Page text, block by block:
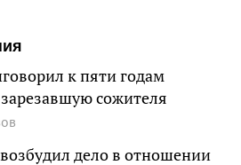
к пяти годам
сожителя
дело в отношении